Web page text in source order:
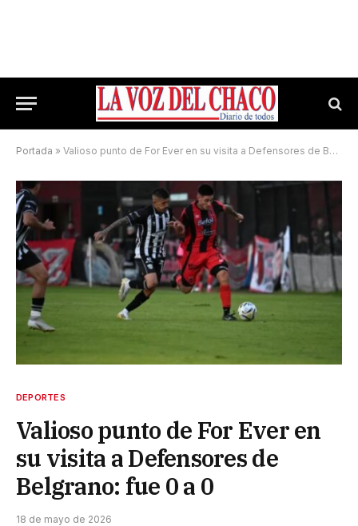
Portada » Valioso punto de For Ever en su visita a Defensores de Belgrano: fue 0 a 0
DEPORTES
Valioso punto de For Ever en
su visita a Defensores de
Belgrano: fue 0 a 0
18 de mayo de 2026